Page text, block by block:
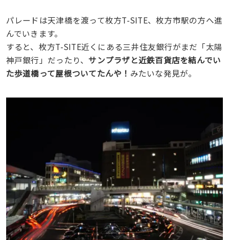
パレードは天津橋を渡って枚方T-SITE、枚方市駅の方へ進
んでいきます。
すると、枚方T-SITE近くにある三井住友銀行がまだ「太陽
神戸銀行」だったり、サンプラザと近鉄百貨店を結んでい
た歩道橋って屋根ついてたんや！ みたいな発見が。